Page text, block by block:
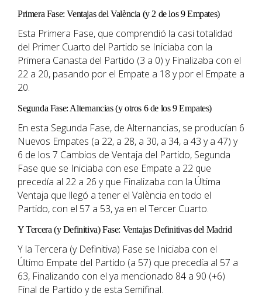
Primera Fase: Ventajas del València (y 2 de los 9 Empates)
Esta Primera Fase, que comprendió la casi totalidad
del Primer Cuarto del Partido se Iniciaba con la
Primera Canasta del Partido (3 a 0) y Finalizaba con el
22 a 20, pasando por el Empate a 18 y por el Empate a
20.
Segunda Fase: Alternancias (y otros 6 de los 9 Empates)
En esta Segunda Fase, de Alternancias, se producían 6
Nuevos Empates (a 22, a 28, a 30, a 34, a 43 y a 47) y
6 de los 7 Cambios de Ventaja del Partido, Segunda
Fase que se Iniciaba con ese Empate a 22 que
precedía al 22 a 26 y que Finalizaba con la Última
Ventaja que llegó a tener el València en todo el
Partido, con el 57 a 53, ya en el Tercer Cuarto.
Y Tercera (y Definitiva) Fase: Ventajas Definitivas del Madrid
Y la Tercera (y Definitiva) Fase se Iniciaba con el
Último Empate del Partido (a 57) que precedía al 57 a
63, Finalizando con el ya mencionado 84 a 90 (+6)
Final de Partido y de esta Semifinal.